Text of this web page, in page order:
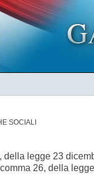
SOCIALI
della legge 23
26, della